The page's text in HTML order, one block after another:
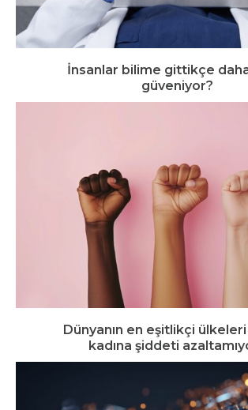
İnsanlar bilime gittikçe daha
güveniyor?
Dünyanın en eşitlikçi
kadına şiddeti